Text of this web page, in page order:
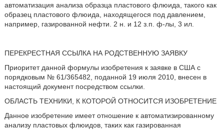
автоматизация анализа образца пластового флюида, такого как
образец пластового флюида, находящегося под давлением,
например, газированной нефти. 2 н. и 12 з.п. ф-лы, 3 ил.
ПЕРЕКРЕСТНАЯ ССЫЛКА НА РОДСТВЕННУЮ ЗАЯВКУ
Приоритет данной формулы изобретения к заявке в США с
порядковым № 61/365482, поданной 19 июля 2010, внесен в
настоящий документ посредством ссылки.
ОБЛАСТЬ ТЕХНИКИ, К КОТОРОЙ ОТНОСИТСЯ ИЗОБРЕТЕНИЕ
Данное изобретение имеет отношение к автоматизированному
анализу пластовых флюидов, таких как газированная